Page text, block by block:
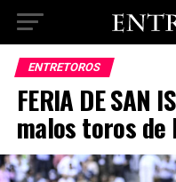
ENTRETOROS
FERIA DE SAN
malos toros de